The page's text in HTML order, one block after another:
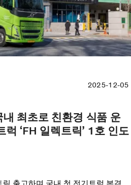
2025-12-05
최초로 친환경 식품 운
‘FH 일렉트릭’ 1호 인도